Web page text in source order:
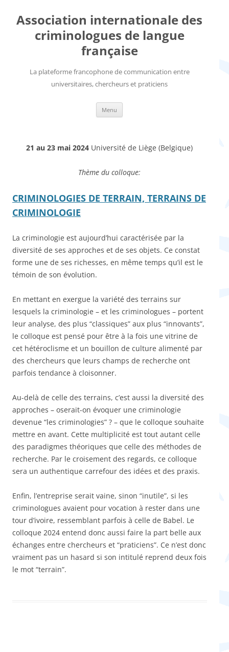
contenu
Association internationale des
criminologues de langue
française
La plateforme francophone de communication entre
universitaires, chercheurs et praticiens
Menu
21 au 23 mai 2024 Université de Liège (Belgique)
Thème du colloque:
CRIMINOLOGIES DE TERRAIN, TERRAINS DE
CRIMINOLOGIE
La criminologie est aujourd’hui caractérisée par la
diversité de ses approches et de ses objets. Ce constat
forme une de ses richesses, en même temps qu’il est le
témoin de son évolution.
En mettant en exergue la variété des terrains sur
lesquels la criminologie – et les criminologues – portent
leur analyse, des plus “classiques” aux plus “innovants”,
le colloque est pensé pour être à la fois une vitrine de
cet hétéroclisme et un bouillon de culture alimenté par
des chercheurs que leurs champs de recherche ont
parfois tendance à cloisonner.
Au-delà de celle des terrains, c’est aussi la diversité des
approches – oserait-on évoquer une criminologie
devenue “les criminologies” ? – que le colloque souhaite
mettre en avant. Cette multiplicité est tout autant celle
des paradigmes théoriques que celle des méthodes de
recherche. Par le croisement des regards, ce colloque
sera un authentique carrefour des idées et des praxis.
Enfin, l’entreprise serait vaine, sinon “inutile”, si les
criminologues avaient pour vocation à rester dans une
tour d’ivoire, ressemblant parfois à celle de Babel. Le
colloque 2024 entend donc aussi faire la part belle aux
échanges entre chercheurs et “praticiens”. Ce n’est donc
vraiment pas un hasard si son intitulé reprend deux fois
le mot “terrain”.